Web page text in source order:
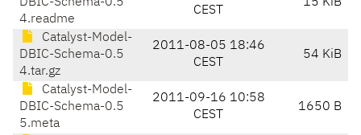
4.readme
CEST
Catalyst-Model-
DBIC-Schema-0.5
4.tar.gz
2011-08-05 18:46
CEST
54 KiB
Catalyst-Model-
DBIC-Schema-0.5
5.meta
2011-09-16 10:58
CEST
1650 B